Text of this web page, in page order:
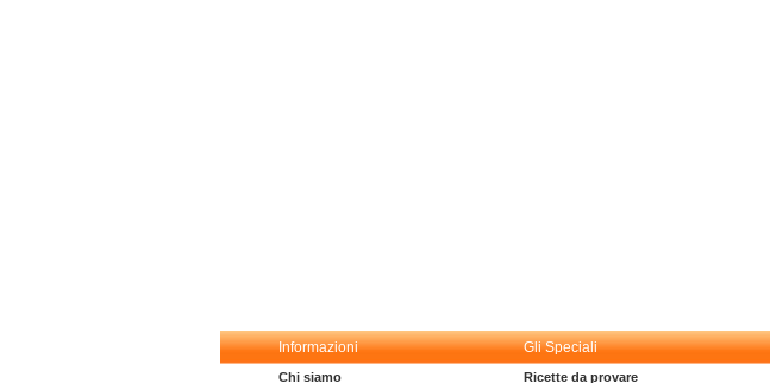
Informazioni Gli Speciali
Chi siamo
Ricette da provare